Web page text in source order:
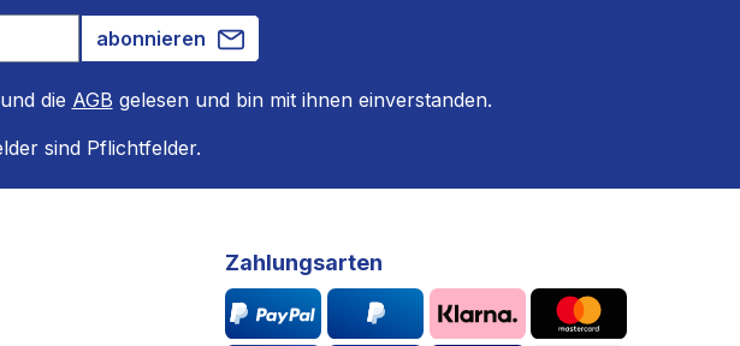
abonnieren
die AGB gelesen und bin mit ihnen einverstanden.
sind Pflichtfelder.
Zahlungsarten